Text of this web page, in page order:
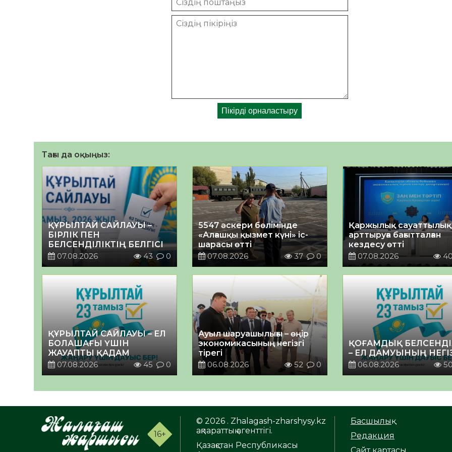
Тағы да оқыңыз:
ҚҰРЫЛТАЙ САЙЛАУЫ –
БІРЛІК ПЕН
БЕЛСЕНДІЛІКТІҢ БЕЛГІСІ
07.08.2026
43 0
5547 әскери бөлімінде
«Алғашқы қызмет күні» іс-
шарасы өтті
07.08.2026
37 0
Қаржылық
арттыруға бағытталған
кездесу өтті
07.08.2026
ҚҰРЫЛТАЙ САЙЛАУЫ – ЕЛ
БОЛАШАҒЫ ҮШІН
ЖАУАПТЫ ҚАДАМ
07.08.2026
45 0
Ауыл шаруашылығы – өңір
экономикасының негізгі
тірегі
06.08.2026
52 0
ҚОҒАМДЫҚ
– ЕЛ ДАМУЫНЫҢ
06.08.2026
16+
© 2026 . Zhalagash-zharshysy.kz
ақпараттық агенттігі.
Қазақстан Республикасы
Басшылық
Редакция